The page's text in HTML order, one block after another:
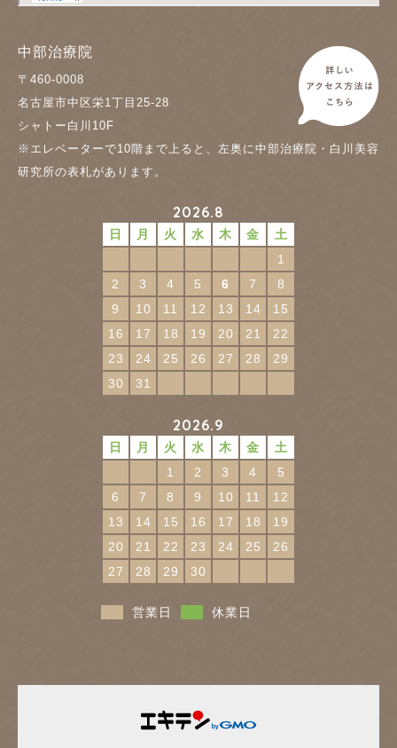
中部治療院
〒460-0008
名古屋市中区栄1丁目25-28
シャトー白川10F
※エレベーターで10階まで上ると、左奥に中部治療院・白川美容
研究所の表札があります。
2026.8
日 月 火 水 木 金
土
1
2
3 4 5 6 7
8
9
10 11 12 13 14
15
16
17 18 19 20 21
22
23
24 25 26 27 28
29
30
31
2026.9
日 月 火 水 木 金
土
1
2 3 4
5
6
7 8 9 10 11
12
13
14 15 16 17 18
19
20
21 22 23 24 25
26
27
28 29 30
営業日 休業日